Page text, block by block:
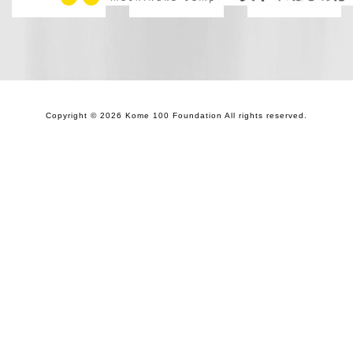
Copyright © 2026 Kome 100 Foundation All rights reserved.